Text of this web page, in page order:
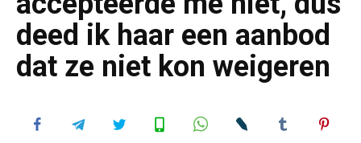
deed ik haar een aanbod
dat ze niet kon weigeren